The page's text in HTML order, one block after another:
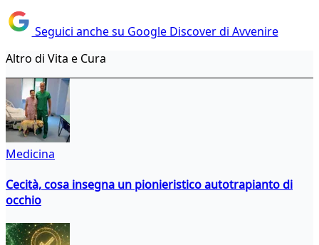
Seguici anche su Google Discover di Avvenire
Altro di Vita e Cura
Medicina
Cecità, cosa insegna un pionieristico autotrapianto di
occhio